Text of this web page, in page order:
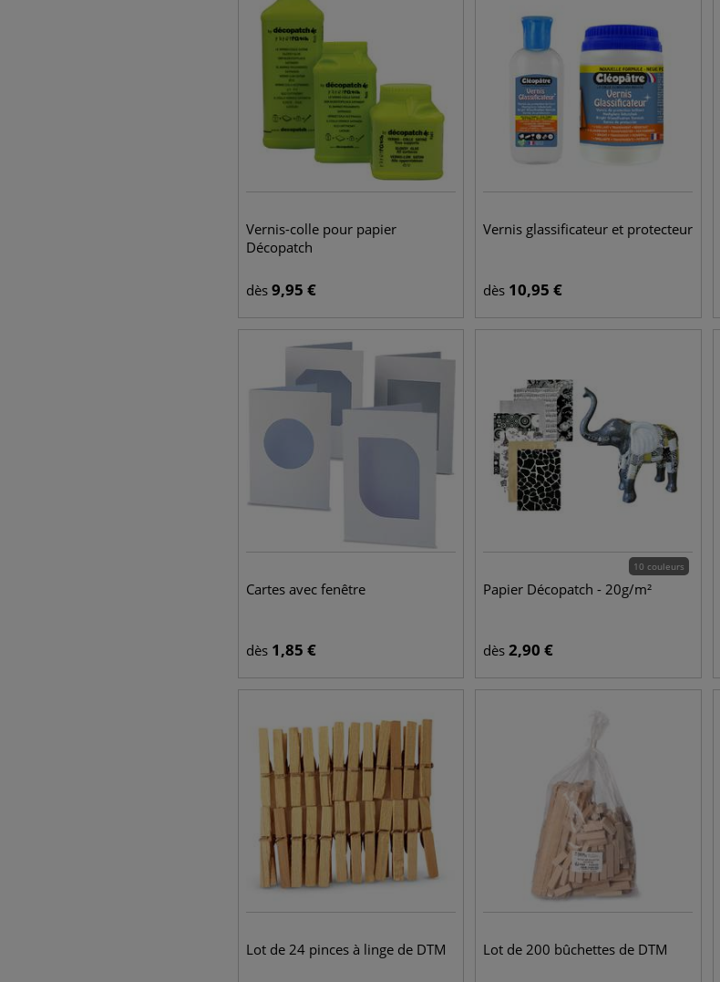
Vernis-colle pour papier
Décopatch
dès 9,95 €
Vernis glassificateur et protecteur
dès 10,95 €
Cartes avec fenêtre
dès 1,85 €
10 couleurs
Papier Décopatch - 20g/m²
dès 2,90 €
Lot de 24 pinces à linge de DTM Lot de 200 bûchettes de DTM